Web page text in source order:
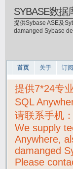
SYBASE数据
提供Sybase ASE及
damanged Sybase
首页 关于 订阅
提供7*24专
SQL
请联系手机：
We supply
Anywhere,
damanged
Please